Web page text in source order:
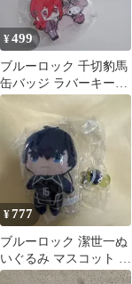
¥499
ブルーロック 千切豹馬
缶バッジ ラバーキーホ
ルダー 4点セット
¥777
ブルーロック 潔世一ぬ
いぐるみ マスコット 目
印チャーム